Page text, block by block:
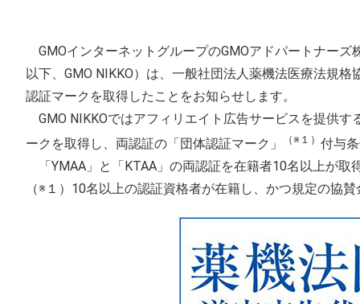
GMOインターネットグループのGMOアドパートナー
以下、GMO NIKKO）は、一般社団法人薬機法医療法規
認証マークを取得したことをお知らせします。
GMO NIKKOではアフィリエイト広告サービスを提供
ークを取得し、両認証の「団体認証マーク」
（※１） 付与
「YMAA」と「KTAA」の両認証を在籍者10名以上が取
（※１）10名以上の認証資格者が在籍し、かつ規定の協